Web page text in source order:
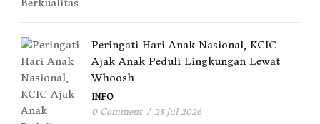
Peringati Hari Anak Nasional, KCIC
Ajak Anak Peduli Lingkungan Lewat
Whoosh
INFO
0 Comment / 23 Jul 2026